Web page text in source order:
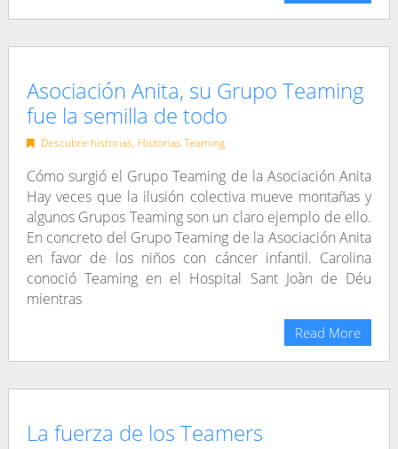
Asociación Anita, su Grupo Teaming
fue la semilla de todo
Descubre historias, Historias Teaming
Cómo surgió el Grupo Teaming de la Asociación Anita
Hay veces que la ilusión colectiva mueve montañas y
algunos Grupos Teaming son un claro ejemplo de ello.
En concreto del Grupo Teaming de la Asociación Anita
en favor de los niños con cáncer infantil. Carolina
conoció Teaming en el Hospital Sant Joàn de Déu
mientras
Read More
La fuerza de los Teamers